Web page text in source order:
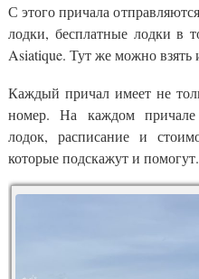
С этого причала
лодки, бесплатные лодки в
Asiatique. Тут же можно взять
Каждый причал имеет не
номер. На каждом причале
лодок, расписание и
которые подскажут и помогут.